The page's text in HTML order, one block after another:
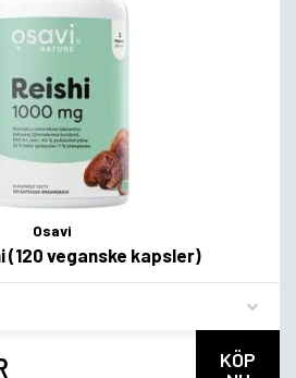
Osavi
(120 veganske kapsler)
KÖP